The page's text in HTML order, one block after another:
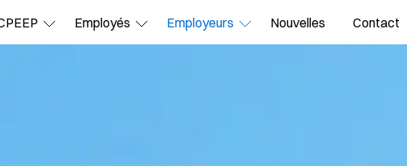
Employés Employeurs Nouvelles Contact